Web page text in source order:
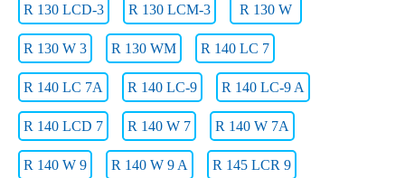
R 130 LCD-3 R 130 LCM-3 R 130 W
R 130 W 3 R 130 WM R 140 LC 7
R 140 LC 7A R 140 LC-9 R 140 LC-9 A
R 140 LCD 7 R 140 W 7 R 140 W 7A
R 140 W 9 R 140 W 9 A R 145 LCR 9